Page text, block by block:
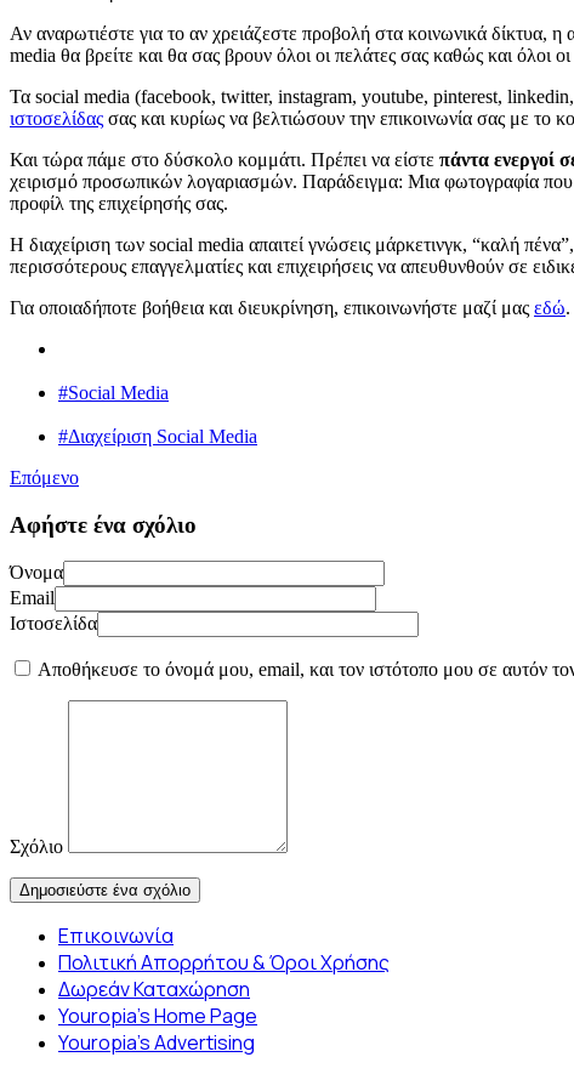
Αν αναρωτιέστε για το αν χρειάζεστε προβολή στα κοινωνικά δίκτυα,
media θα βρείτε και θα σας βρουν όλοι οι πελάτες σας καθώς και όλοι
Τα social media (facebook, twitter, instagram, youtube, pinterest,
ιστοσελίδας σας και κυρίως να βελτιώσουν την επικοινωνία σας με το
Και τώρα πάμε στο δύσκολο κομμάτι. Πρέπει να είστε πάντα ενεργοί
χειρισμό προσωπικών λογαριασμών. Παράδειγμα: Μια φωτογραφία που
προφίλ της επιχείρησής σας.
Η διαχείριση των social media απαιτεί γνώσεις μάρκετινγκ, “καλή
περισσότερους επαγγελματίες και επιχειρήσεις να απευθυνθούν σε
Για οποιαδήποτε βοήθεια και διευκρίνηση, επικοινωνήστε μαζί μας εδώ.
#Social Media
#Διαχείριση Social Media
Επόμενο
Αφήστε ένα σχόλιο
Όνομα
Email
Ιστοσελίδα
Αποθήκευσε το όνομά μου, email, και τον ιστότοπο μου σε αυτόν
Σχόλιο
Επικοινωνία
Πολιτική Απορρήτου & Όροι Χρήσης
Δωρεάν Καταχώρηση
Youropia’s Home Page
Youropia’s Advertising